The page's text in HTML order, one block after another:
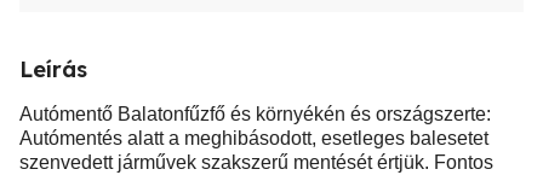
Leírás
Autómentő Balatonfűzfő és környékén és országszerte:
Autómentés alatt a meghibásodott, esetleges balesetet
szenvedett járművek szakszerű mentését értjük. Fontos